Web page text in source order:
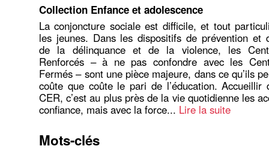
Collection Enfance et adolescence
La conjoncture sociale est difficile, et tout
les jeunes. Dans les dispositifs de prévention et
de la délinquance et de la violence, les
Renforcés – à ne pas confondre avec les
Fermés – sont une pièce majeure, dans ce qu’ils
coûte que coûte le pari de l’éducation. Accueillir
CER, c’est au plus près de la vie quotidienne les
confiance, mais avec la force... Lire la suite
Mots-clés